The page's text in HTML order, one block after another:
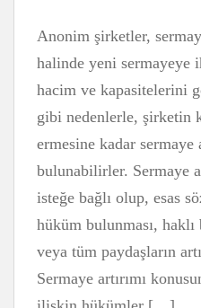
Anonim şirketler,
halinde yeni sermayeye
hacim ve kapasitelerini
gibi nedenlerle, şirketin
ermesine kadar sermaye
bulunabilirler. Sermaye
isteğe bağlı olup, esas
hüküm bulunması, haklı
veya tüm paydaşların
Sermaye artırımı